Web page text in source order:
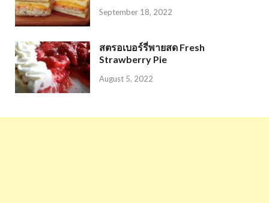
September 18, 2022
สตรอเบอร์รี่พายสด Fresh
Strawberry Pie
August 5, 2022